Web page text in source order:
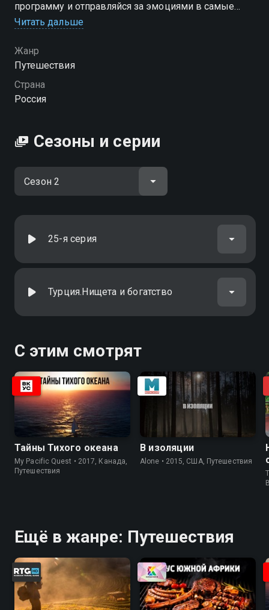
программу и отправляйся за эмоциями в самые
колоритные места планеты!
Посмотреть онлайн 2 сезон сериала Тревел-блог
"Че!" вы можете совершенно бесплатно в хорошем
HD качестве на Смотрёшке
Читать дальше
Жанр
Путешествия
Страна
Россия
Сезоны и серии
25-я серия
Турция.Нищета и богатство
С этим смотрят
Тайны Тихого океана
My Pacific Quest • 2017, Канада,
Путешествия
В изоляции
Alone • 2015, США, Путешествия
Ещё в жанре: Путешествия